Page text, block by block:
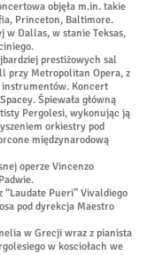
objęła m.in. takie
Princeton, Baltimore.
w Dallas, w stanie Teksas,
prestiżowych sal
przy Metropolitan Opera, z
Koncert
Śpiewała główną
Pergolesi, wykonując ją
orkiestry pod
międzynarodową
operze Vincenzo
“Laudate Pueri” Vivaldiego
pod dyrekcja Maestro
w Grecji wraz z pianista
w kosciołach we